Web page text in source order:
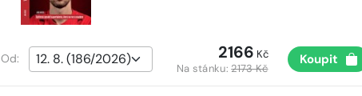
Od: 2166 Kč
Na stánku:2173 Kč
Koupit